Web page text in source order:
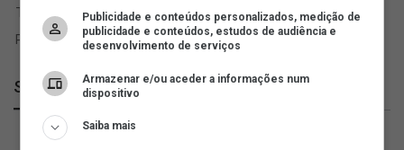
SuperVasco
Publicidade e conteúdos personalizados, medição de
publicidade e conteúdos, estudos de audiência e
desenvolvimento de serviços
Armazenar e/ou aceder a informações num
dispositivo
Saiba mais